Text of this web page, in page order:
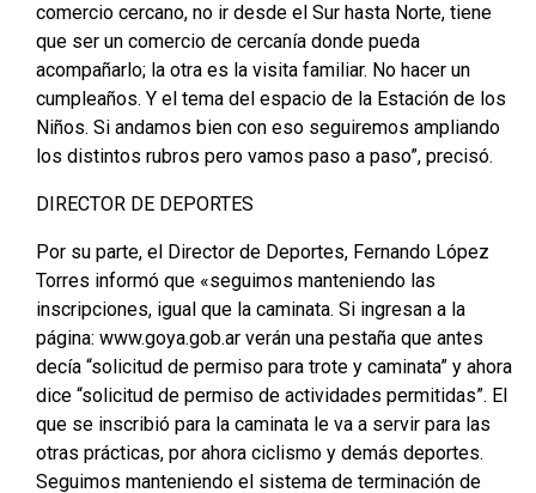
comercio cercano, no ir desde el Sur hasta Norte, tiene
que ser un comercio de cercanía donde pueda
acompañarlo; la otra es la visita familiar. No hacer un
cumpleaños. Y el tema del espacio de la Estación de los
Niños. Si andamos bien con eso seguiremos ampliando
los distintos rubros pero vamos paso a paso”, precisó.
DIRECTOR DE DEPORTES
Por su parte, el Director de Deportes, Fernando López
Torres informó que «seguimos manteniendo las
inscripciones, igual que la caminata. Si ingresan a la
página: www.goya.gob.ar verán una pestaña que antes
decía “solicitud de permiso para trote y caminata” y ahora
dice “solicitud de permiso de actividades permitidas”. El
que se inscribió para la caminata le va a servir para las
otras prácticas, por ahora ciclismo y demás deportes.
Seguimos manteniendo el sistema de terminación de